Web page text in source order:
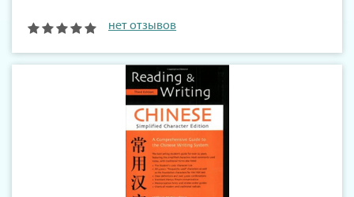
нет отзывов